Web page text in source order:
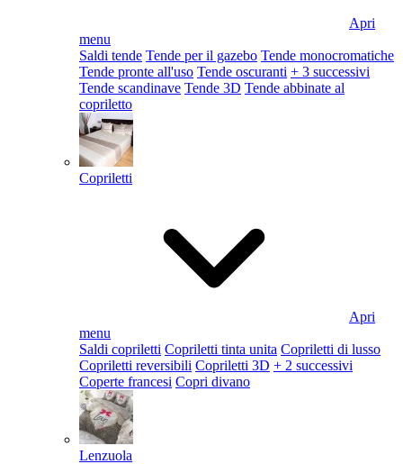
Apri
menu
Saldi tende Tende per il gazebo Tende monocromatiche
Tende pronte all'uso Tende oscuranti + 3 successivi
Tende scandinave Tende 3D Tende abbinate al
copriletto
Copriletti
Apri
menu
Saldi copriletti Copriletti tinta unita Copriletti di lusso
Copriletti reversibili Copriletti 3D + 2 successivi
Coperte francesi Copri divano
Lenzuola